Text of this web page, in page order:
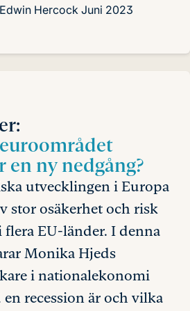
Hercock Juni 2023
en ny nedgång?
utvecklingen i Europa
stor osäkerhet och risk
flera EU-länder. I denna
Monika Hjeds
i nationalekonomi
en recession är och vilka